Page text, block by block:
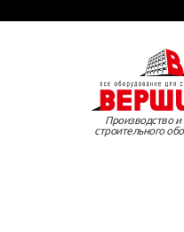
Производство и
строительного